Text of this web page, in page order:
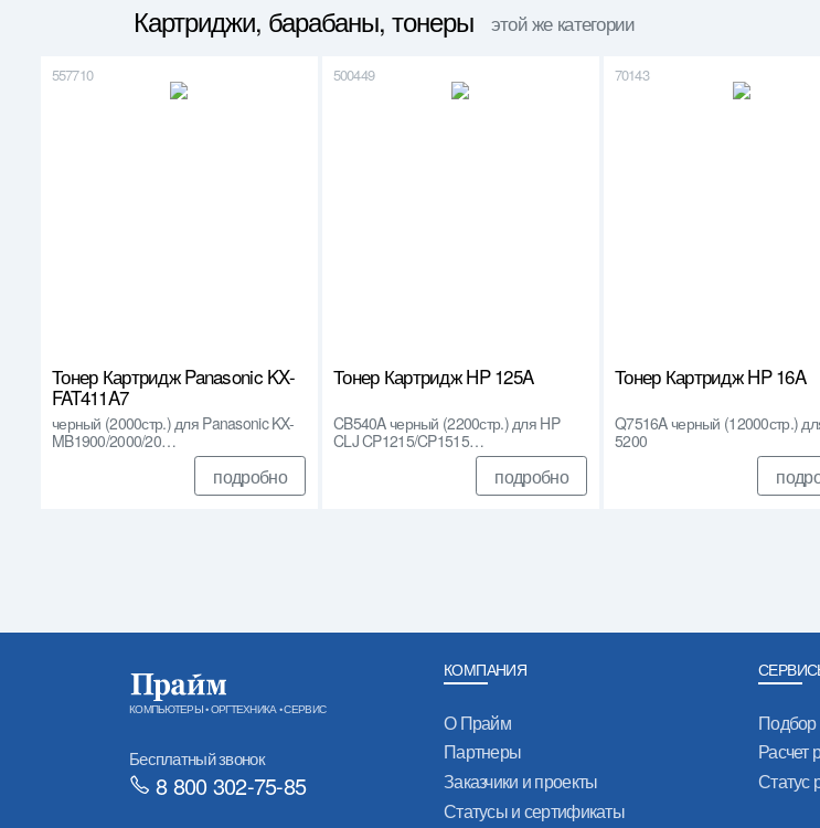
Картриджи, барабаны, тонеры этой же категории
557710
Тонер Картридж Panasonic KX-
FAT411A7
черный (2000стр.) для Panasonic KX-
MB1900/2000/20…
подробно
500449
Тонер Картридж HP 125A
CB540A черный (2200стр.) для HP
CLJ CP1215/CP1515…
подробно
70143
Тонер Картридж HP 16A
Q7516A черный (12000стр.)
5200
КОМПЬЮТЕРЫ • ОРГТЕХНИКА • СЕРВИС
Бесплатный звонок
8 800 302-75-85
КОМПАНИЯ
О Прайм
Партнеры
Заказчики и проекты
Статусы и сертификаты
Подбор
Расчет
Статус